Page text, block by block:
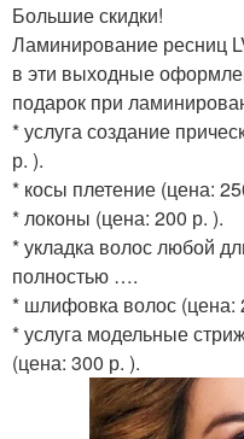
Большие скидки!
Ламинирование ресниц
в эти выходные
подарок при
* услуга создание
р. ).
* косы плетение (цена:
* локоны (цена: 200 р. ).
* укладка волос любой
полностью ….
* шлифовка волос (цена:
* услуга модельные
(цена: 300 р. ).